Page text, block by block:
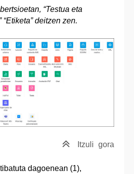
“Testua eta
deitzen zen.
Itzuli gora
dagoenean (1),